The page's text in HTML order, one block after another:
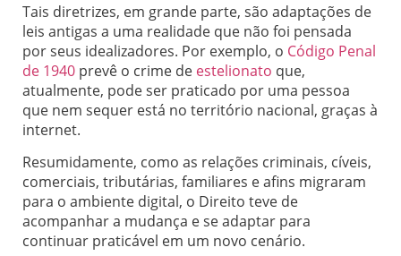
Tais diretrizes, em grande parte, são adaptações de
leis antigas a uma realidade que não foi pensada
por seus idealizadores. Por exemplo, o Código Penal
de 1940 prevê o crime de estelionato que,
atualmente, pode ser praticado por uma pessoa
que nem sequer está no território nacional, graças à
internet.
Resumidamente, como as relações criminais, cíveis,
comerciais, tributárias, familiares e afins migraram
para o ambiente digital, o Direito teve de
acompanhar a mudança e se adaptar para
continuar praticável em um novo cenário.